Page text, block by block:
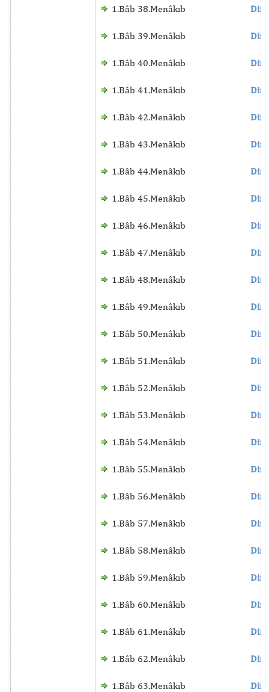
1.Bâb 38.Menâkıb
1.Bâb 39.Menâkıb
1.Bâb 40.Menâkıb
1.Bâb 41.Menâkıb
1.Bâb 42.Menâkıb
1.Bâb 43.Menâkıb
1.Bâb 44.Menâkıb
1.Bâb 45.Menâkıb
1.Bâb 46.Menâkıb
1.Bâb 47.Menâkıb
1.Bâb 48.Menâkıb
1.Bâb 49.Menâkıb
1.Bâb 50.Menâkıb
1.Bâb 51.Menâkıb
1.Bâb 52.Menâkıb
1.Bâb 53.Menâkıb
1.Bâb 54.Menâkıb
1.Bâb 55.Menâkıb
1.Bâb 56.Menâkıb
1.Bâb 57.Menâkıb
1.Bâb 58.Menâkıb
1.Bâb 59.Menâkıb
1.Bâb 60.Menâkıb
1.Bâb 61.Menâkıb
1.Bâb 62.Menâkıb
1.Bâb 63.Menâkıb